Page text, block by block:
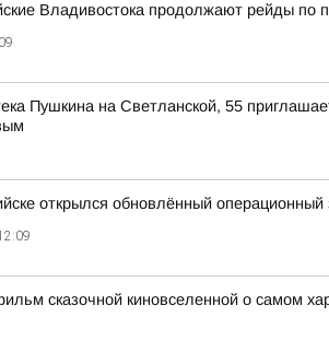
Владивостока продолжают рейды по
Пушкина на Светланской, 55
открылся обновлённый
сказочной киновселенной о самом